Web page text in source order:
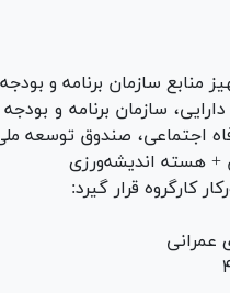
منابع سازمان برنامه و
سازمان برنامه و
اجتماعی، صندوق توسعه
+ هسته اندیشه‌ورزی
کارگروه قرار گیرد: